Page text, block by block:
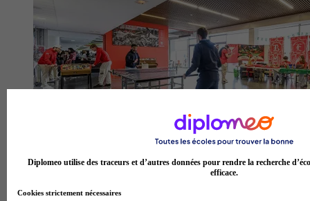
KEDGE Business School Bordeaux
Diplomeo utilise des traceurs et d’autres données pour rendre la recherche
efficace.
Cookies strictement nécessaires